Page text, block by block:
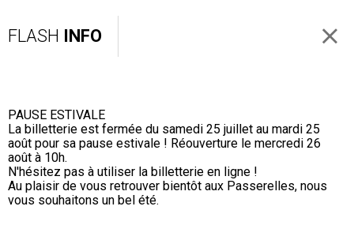
FLASH INFO
PAUSE ESTIVALE
La billetterie est fermée du samedi 25 juillet au mardi 25
août pour sa pause estivale ! Réouverture le mercredi 26
août à 10h.
N'hésitez pas à utiliser la billetterie en ligne !
Au plaisir de vous retrouver bientôt aux Passerelles, nous
vous souhaitons un bel été.